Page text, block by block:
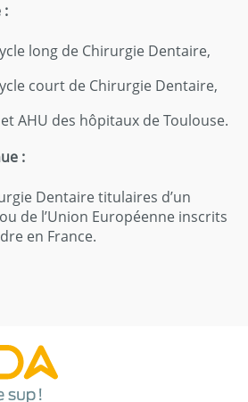
:
long de Chirurgie Dentaire,
court de Chirurgie Dentaire,
AHU des hôpitaux de Toulouse.
:
Dentaire titulaires d’un
de l’Union Européenne inscrits
en France.